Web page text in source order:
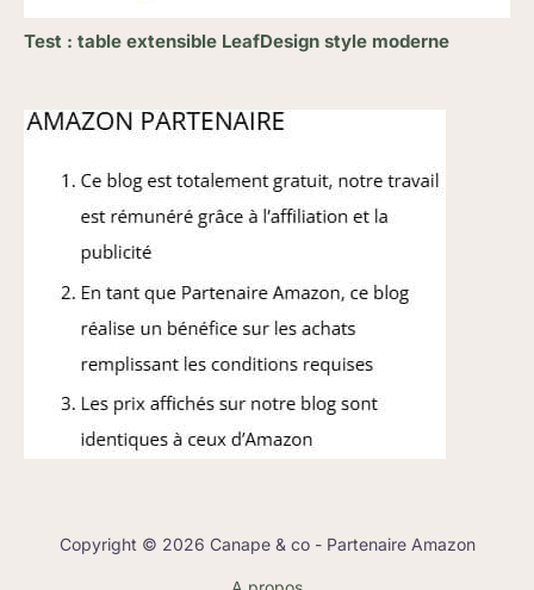
Test : table extensible LeafDesign style moderne
Copyright © 2026 Canape & co - Partenaire Amazon